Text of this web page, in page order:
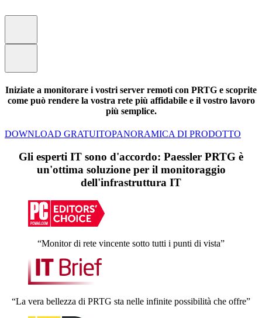
Iniziate a monitorare i vostri server remoti con PRTG e scoprite
come può rendere la vostra rete più affidabile e il vostro lavoro
più semplice.
DOWNLOAD GRATUITOPANORAMICA DI PRODOTTO
Gli esperti IT sono d'accordo: Paessler PRTG è
un'ottima soluzione per il monitoraggio
dell'infrastruttura IT
“Monitor di rete vincente sotto tutti i punti di vista”
“La vera bellezza di PRTG sta nelle infinite possibilità che offre”